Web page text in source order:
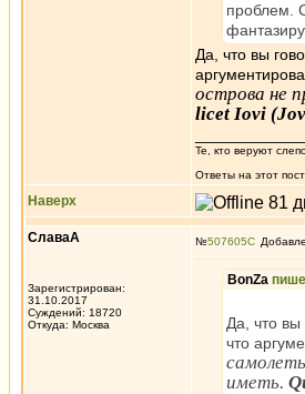
проблем.
Да, что вы
острова не
licet Iovi
Те, кто веруют
Ответы на этот
Наверх
СлаваА
Зарегистрирован:
31.10.2017
Суждений: 18720
Откуда: Москва
№507605
BonZa
Да, что
что
иметь.